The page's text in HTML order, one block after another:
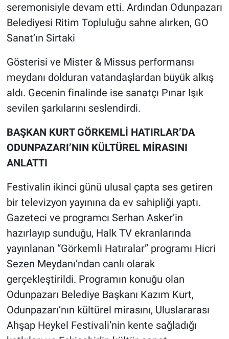
seremonisiyle devam etti. Ardından Odunpazarı
Belediyesi Ritim Topluluğu sahne alırken, GO
Sanat’ın Sirtaki
Gösterisi ve Mister & Missus performansı
meydanı dolduran vatandaşlardan büyük alkış
aldı. Gecenin finalinde ise sanatçı Pınar Işık
sevilen şarkılarını seslendirdi.
BAŞKAN KURT GÖRKEMLİ HATIRLAR’DA
ODUNPAZARI’NIN KÜLTÜREL MİRASINI
ANLATTI
Festivalin ikinci günü ulusal çapta ses getiren
bir televizyon yayınına da ev sahipliği yaptı.
Gazeteci ve programcı Serhan Asker’in
hazırlayıp sunduğu, Halk TV ekranlarında
yayınlanan “Görkemli Hatıralar” programı Hicri
Sezen Meydanı’ndan canlı olarak
gerçekleştirildi. Programın konuğu olan
Odunpazarı Belediye Başkanı Kazım Kurt,
Odunpazarı’nın kültürel mirasını, Uluslararası
Ahşap Heykel Festivali’nin kente sağladığı